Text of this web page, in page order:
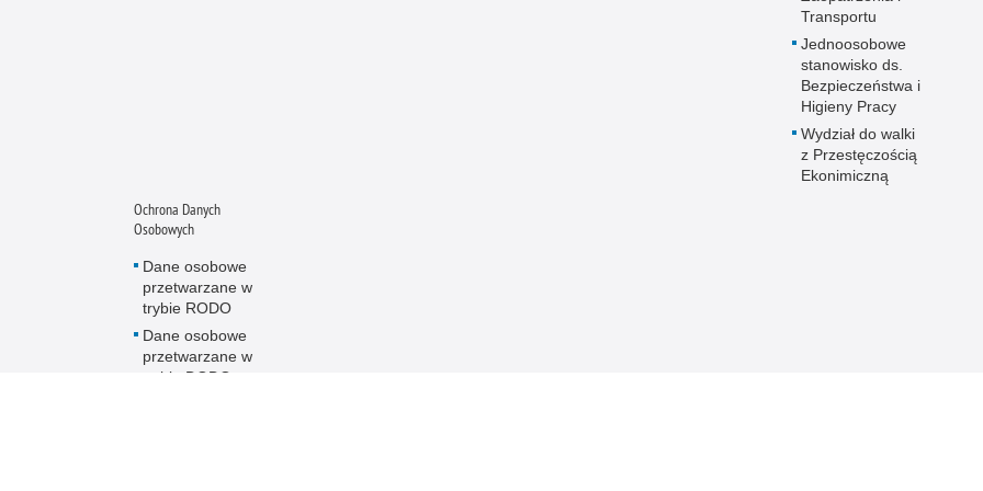
Transportu
Jednoosobowe
stanowisko ds.
Bezpieczeństwa i
Higieny Pracy
Wydział do walki
z Przestęczością
Ekonimiczną
Ochrona Danych
Osobowych
Dane osobowe
przetwarzane w
trybie RODO
Dane osobowe
przetwarzane w
trybie DODO